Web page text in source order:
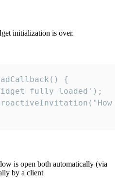
initialization is over.
{
fully loaded');
is open both automatically (via
by a client